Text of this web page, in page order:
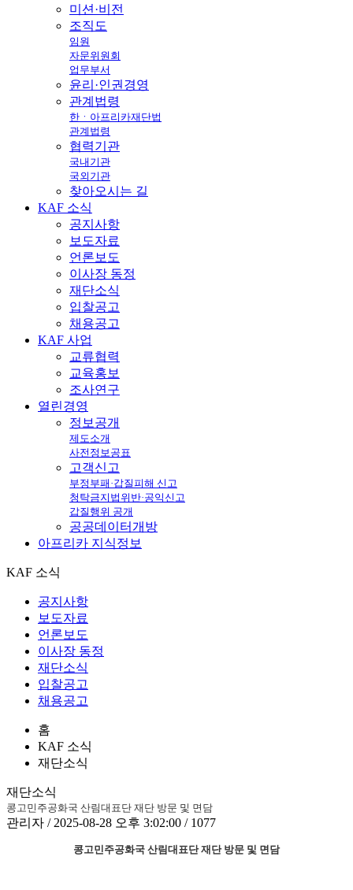
미션·비전
조직도
임원
자문위원회
업무부서
윤리·인권경영
관계법령
한ㆍ아프리카재단법
관계법령
협력기관
국내기관
국외기관
찾아오시는 길
KAF 소식
공지사항
보도자료
언론보도
이사장 동정
재단소식
입찰공고
채용공고
KAF 사업
교류협력
교육홍보
조사연구
열린경영
정보공개
제도소개
사전정보공표
고객신고
부정부패·갑질피해 신고
청탁금지법위반·공익신고
갑질행위 공개
공공데이터개방
아프리카 지식정보
KAF 소식
공지사항
보도자료
언론보도
이사장 동정
재단소식
입찰공고
채용공고
홈
KAF 소식
재단소식
재단소식
콩고민주공화국 산림대표단 재단 방문 및 면담
관리자 / 2025-08-28 오후 3:02:00 / 1077
콩고민주공화국 산림대표단 재단 방문 및 면담